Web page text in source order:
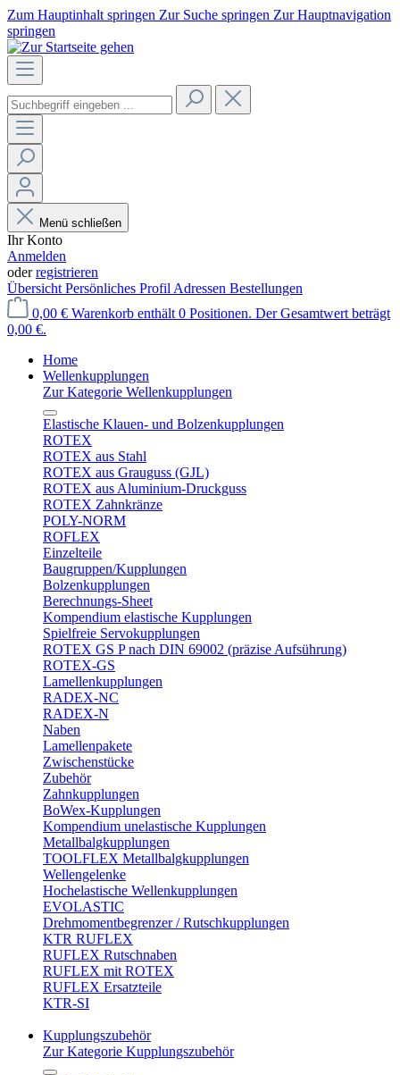
Zum Hauptinhalt springen Zur Suche springen Zur Hauptnavigation
springen
Menü schließen
Ihr Konto
Anmelden
oderregistrieren
Übersicht Persönliches Profil Adressen Bestellungen
0,00 € Warenkorb enthält 0 Positionen. Der Gesamtwert beträgt
0,00 €.
Home
Wellenkupplungen
Zur Kategorie Wellenkupplungen
Elastische Klauen- und Bolzenkupplungen
ROTEX
ROTEX aus Stahl
ROTEX aus Grauguss (GJL)
ROTEX aus Aluminium-Druckguss
ROTEX Zahnkränze
POLY-NORM
ROFLEX
Einzelteile
Baugruppen/Kupplungen
Bolzenkupplungen
Berechnungs-Sheet
Kompendium elastische Kupplungen
Spielfreie Servokupplungen
ROTEX GS P nach DIN 69002 (präzise Aufsührung)
ROTEX-GS
Lamellenkupplungen
RADEX-NC
RADEX-N
Naben
Lamellenpakete
Zwischenstücke
Zubehör
Zahnkupplungen
BoWex-Kupplungen
Kompendium unelastische Kupplungen
Metallbalgkupplungen
TOOLFLEX Metallbalgkupplungen
Wellengelenke
Hochelastische Wellenkupplungen
EVOLASTIC
Drehmomentbegrenzer / Rutschkupplungen
KTR RUFLEX
RUFLEX Rutschnaben
RUFLEX mit ROTEX
RUFLEX Ersatzteile
KTR-SI
Kupplungszubehör
Zur Kategorie Kupplungszubehör